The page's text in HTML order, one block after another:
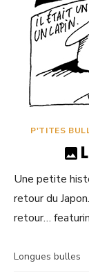
P'TITES
Une petite
retour du
retour…
Longues bulles